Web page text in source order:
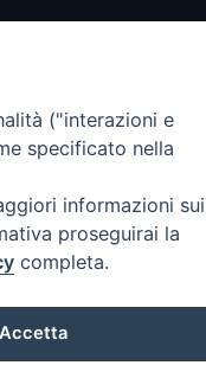
("interazioni e
specificato nella
informazioni sui
proseguirai la
completa.
Accetta